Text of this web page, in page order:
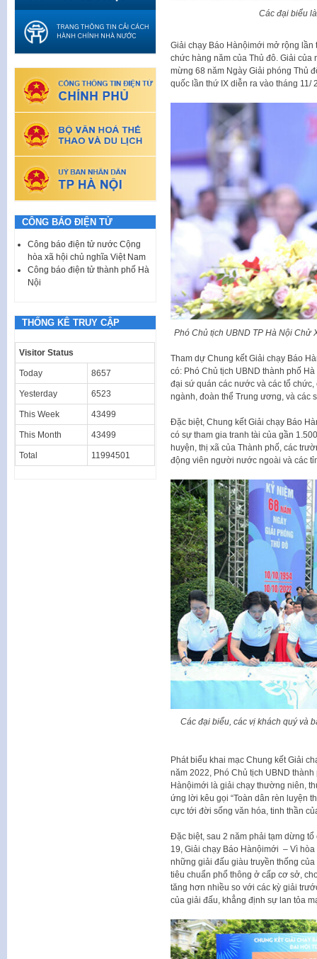
Các đại biểu
Giải chạy Báo Hànộimới mở rộng
chức hàng năm của Thủ đô. Giải
mừng 68 năm Ngày Giải phóng Thủ
quốc lần thứ IX diễn ra vào tháng 11/
Phó Chủ tịch UBND TP Hà Nội Chử
Tham dự Chung kết Giải chạy Báo
có: Phó Chủ tịch UBND thành phố
đại sứ quán các nước và các tổ
ngành, đoàn thể Trung ương, và các
Đặc biệt, Chung kết Giải chạy Báo
có sự tham gia tranh tài của gần
huyện, thị xã của Thành phố, các
động viên người nước ngoài và các
Các đại biểu, các vị khách quý và
Phát biểu khai mạc Chung kết Giải
năm 2022, Phó Chủ tịch UBND
Hànộimới là giải chạy thường niên,
ứng lời kêu gọi “Toàn dân rèn luyện
cực tới đời sống văn hóa, tinh thần
Đặc biệt, sau 2 năm phải tạm dừng
19, Giải chạy Báo Hànộimới – Vì
những giải đấu giàu truyền thống
tiêu chuẩn phổ thông ở cấp cơ sở,
tăng hơn nhiều so với các kỳ giải
của giải đấu, khẳng định sự lan tỏa
CÔNG BÁO ĐIỆN TỬ
Công báo điện tử nước Cộng
hòa xã hội chủ nghĩa Việt Nam
Công báo điện tử thành phố Hà
Nội
THỐNG KÊ TRUY CẬP
Visitor Status
Today 8657
Yesterday 6523
This Week 43499
This Month 43499
Total 11994501